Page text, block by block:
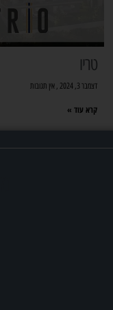
טריו
דצמבר 3, 2024 אין תגובות
קרא עוד »